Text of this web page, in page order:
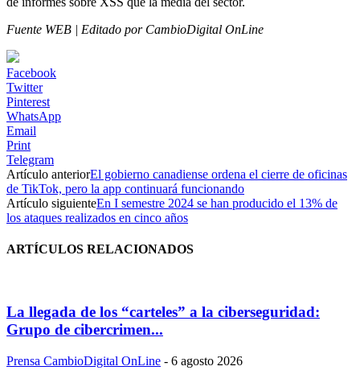
Fuente WEB | Editado por CambioDigital OnLine
Facebook
Twitter
Pinterest
WhatsApp
Email
Print
Telegram
Artículo anteriorEl gobierno canadiense ordena el cierre de oficinas
de TikTok, pero la app continuará funcionando
Artículo siguienteEn I semestre 2024 se han producido el 13% de
los ataques realizados en cinco años
ARTÍCULOS RELACIONADOS
La llegada de los “carteles” a la ciberseguridad:
Grupo de cibercrimen...
Prensa CambioDigital OnLine - 6 agosto 2026